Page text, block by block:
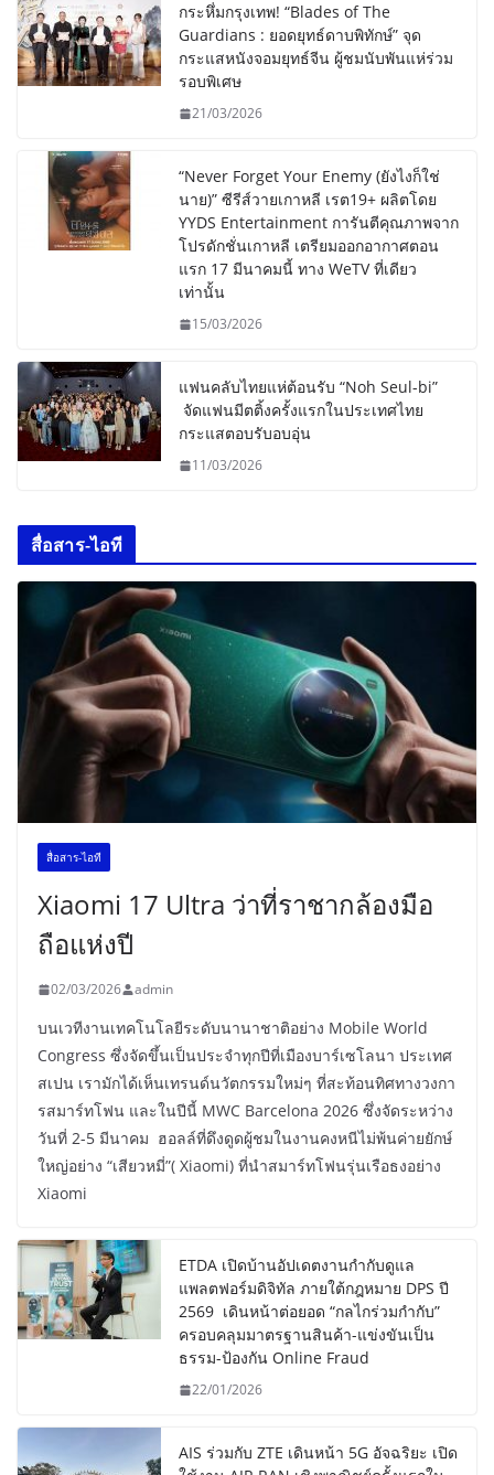
กระหึ่มกรุงเทพ! “Blades of The
Guardians : ยอดยุทธ์ดาบพิทักษ์” จุด
กระแสหนังจอมยุทธ์จีน ผู้ชมนับพันแห่ร่วม
รอบพิเศษ
21/03/2026
“Never Forget Your Enemy (ยังไงก็ใช่
นาย)” ซีรีส์วายเกาหลี เรต19+ ผลิตโดย
YYDS Entertainment การันตีคุณภาพจาก
โปรดักชั่นเกาหลี เตรียมออกอากาศตอน
แรก 17 มีนาคมนี้ ทาง WeTV ที่เดียว
เท่านั้น
15/03/2026
แฟนคลับไทยแห่ต้อนรับ “Noh Seul-bi”
จัดแฟนมีตติ้งครั้งแรกในประเทศไทย
กระแสตอบรับอบอุ่น
11/03/2026
สื่อสาร-ไอที
สื่อสาร-ไอที
Xiaomi 17 Ultra ว่าที่ราชากล้องมือ
ถือแห่งปี
02/03/2026 admin
บนเวทีงานเทคโนโลยีระดับนานาชาติอย่าง Mobile World
Congress ซึ่งจัดขึ้นเป็นประจำทุกปีที่เมืองบาร์เซโลนา ประเทศ
สเปน เรามักได้เห็นเทรนด์นวัตกรรมใหม่ๆ ที่สะท้อนทิศทางวงกา
รสมาร์ทโฟน และในปีนี้ MWC Barcelona 2026 ซึ่งจัดระหว่าง
วันที่ 2-5 มีนาคม ฮอลล์ที่ดึงดูดผู้ชมในงานคงหนีไม่พ้นค่ายยักษ์
ใหญ่อย่าง “เสียวหมี่”( Xiaomi) ที่นำสมาร์ทโฟนรุ่นเรือธงอย่าง
Xiaomi
ETDA เปิดบ้านอัปเดตงานกำกับดูแล
แพลตฟอร์มดิจิทัล ภายใต้กฎหมาย DPS ปี
2569 เดินหน้าต่อยอด “กลไกร่วมกำกับ”
ครอบคลุมมาตรฐานสินค้า-แข่งขันเป็น
ธรรม-ป้องกัน Online Fraud
22/01/2026
AIS ร่วมกับ ZTE เดินหน้า 5G อัจฉริยะ เปิด